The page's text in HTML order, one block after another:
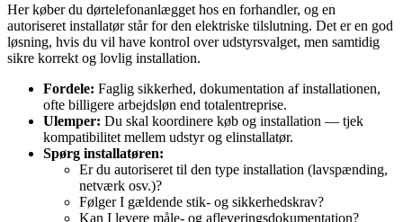
Her køber du dørtelefonanlægget hos en forhandler, og en
autoriseret installatør står for den elektriske tilslutning. Det er en god
løsning, hvis du vil have kontrol over udstyrsvalget, men samtidig
sikre korrekt og lovlig installation.
Fordele: Faglig sikkerhed, dokumentation af installationen,
ofte billigere arbejdsløn end totalentreprise.
Ulemper: Du skal koordinere køb og installation — tjek
kompatibilitet mellem udstyr og elinstallatør.
Spørg installatøren:
Er du autoriseret til den type installation (lavspænding,
netværk osv.)?
Følger I gældende stik- og sikkerhedskrav?
Kan I levere måle- og afleveringsdokumentation?